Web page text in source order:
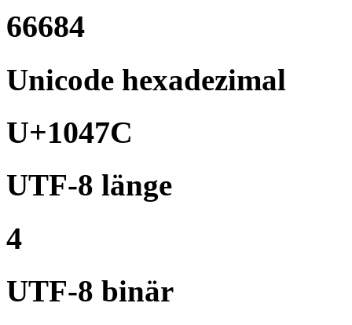
66684
Unicode hexadezimal
U+1047C
UTF-8 länge
4
UTF-8 binär